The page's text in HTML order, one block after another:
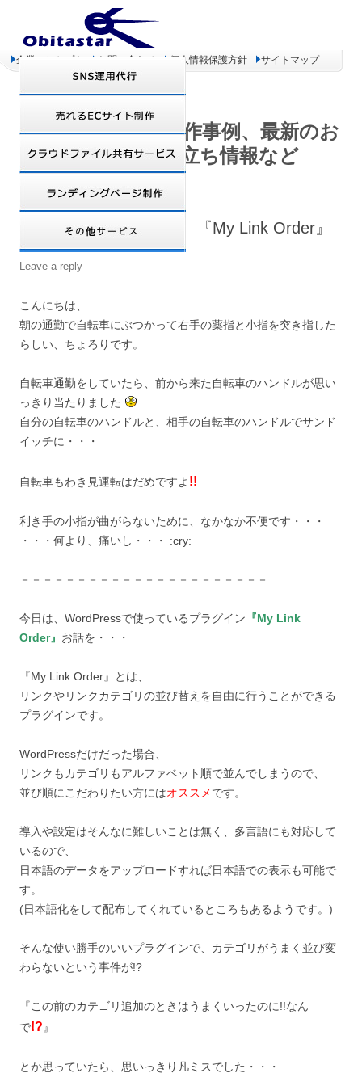
企業コンセプト お問い合わせ 個人情報保護方針 サイトマップ
オビタスター 制作事例、最新のお
得情報、お役立ち情報など
WordPressプラグイン 『My Link Order』
Leave a reply
こんにちは、
朝の通勤で自転車にぶつかって右手の薬指と小指を突き指した
らしい、ちょろりです。
自転車通勤をしていたら、前から来た自転車のハンドルが思い
っきり当たりました
自分の自転車のハンドルと、相手の自転車のハンドルでサンド
イッチに・・・
自転車もわき見運転はだめですよ !!
利き手の小指が曲がらないために、なかなか不便です・・・
・・・何より、痛いし・・・ :cry:
－－－－－－－－－－－－－－－－－－－－－－
今日は、WordPressで使っているプラグイン 『My Link
Order』 お話を・・・
『My Link Order』とは、
リンクやリンクカテゴリの並び替えを自由に行うことができる
プラグインです。
WordPressだけだった場合、
リンクもカテゴリもアルファベット順で並んでしまうので、
並び順にこだわりたい方にはオススメです。
導入や設定はそんなに難しいことは無く、多言語にも対応して
いるので、
日本語のデータをアップロードすれば日本語での表示も可能で
す。
(日本語化をして配布してくれているところもあるようです。)
そんな使い勝手のいいプラグインで、カテゴリがうまく並び変
わらないという事件が!?
『この前のカテゴリ追加のときはうまくいったのに!!なん
で!? 』
とか思っていたら、思いっきり凡ミスでした・・・